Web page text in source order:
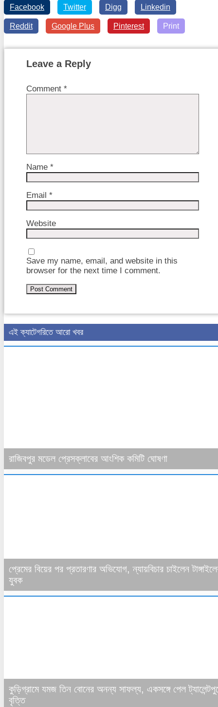
Facebook Twitter Digg Linkedin
Reddit Google Plus Pinterest Print
Leave a Reply
Comment *
Name *
Email *
Website
Save my name, email, and website in this
browser for the next time I comment.
এই ক্যাটেগরিতে আরো খবর
রাজিবপুর মডেল প্রেসক্লাবের আংশিক কমিটি ঘোষণা
প্রেমের বিয়ের পর প্রতারণার অভিযোগ, ন্যায়বিচার চাইলেন
যুবক
কুড়িগ্রামে যমজ তিন বোনের অনন্য সাফল্য, একসঙ্গে পেল
বৃত্তি